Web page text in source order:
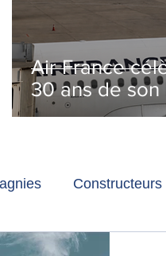
Air France
30 ans de son
Paris-Charles
Constructeurs
Développement